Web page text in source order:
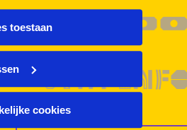
toestaan
cookies
--
STAY